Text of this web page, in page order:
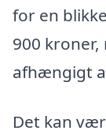
for en
900
afhængigt
Det kan